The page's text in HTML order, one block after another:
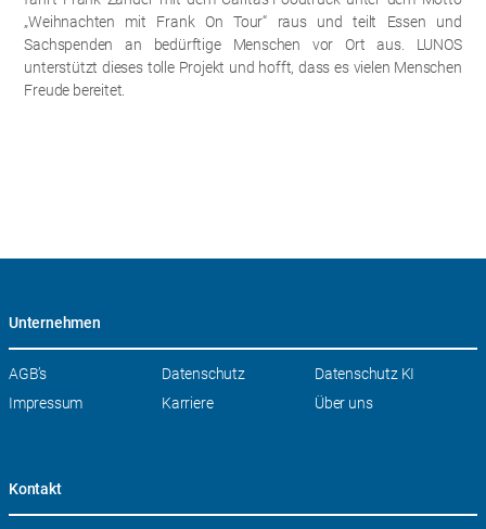
„Weihnachten mit Frank On Tour“ raus und teilt Essen und
Sachspenden an bedürftige Menschen vor Ort aus. LUNOS
unterstützt dieses tolle Projekt und hofft, dass es vielen Menschen
Freude bereitet.
Unternehmen
Navigation
AGB’s Datenschutz
Datenschutz KI
Impressum
Karriere Über uns
Kontakt